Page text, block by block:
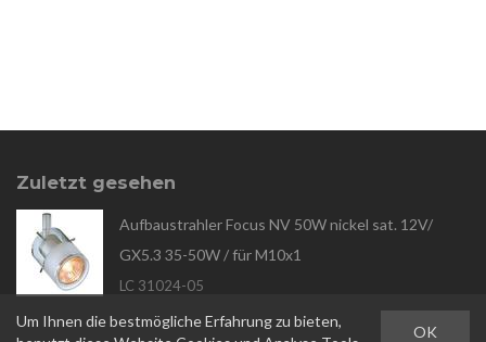
Zuletzt gesehen
Aufbaustrahler Focus NV 50W nickel sat. 12V/
GX5.3 35-50W / für M10x1
LC 31024-05
OK
Um Ihnen die bestmögliche Erfahrung zu bieten,